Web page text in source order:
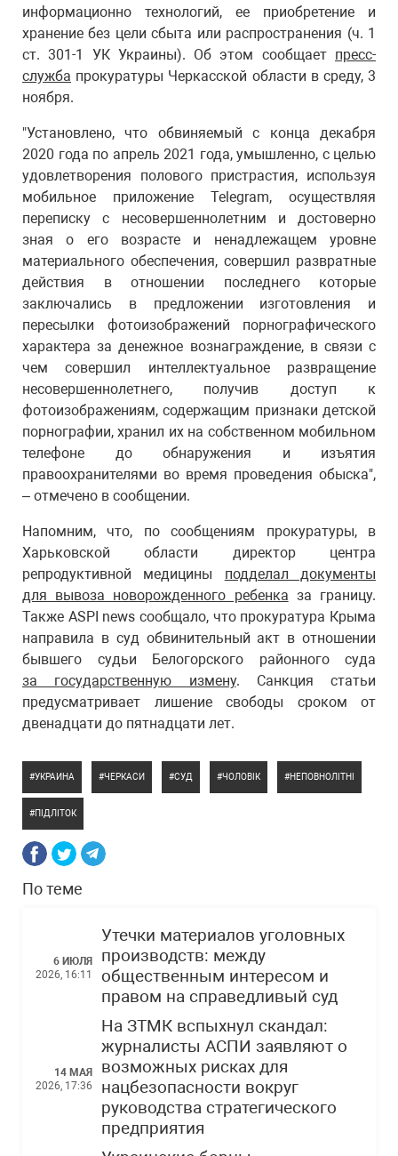
информационно технологий, ее приобретение и
хранение без цели сбыта или распространения (ч. 1
ст. 301-1 УК Украины). Об этом сообщает пресс-
служба прокуратуры Черкасской области в среду, 3
ноября.
"Установлено, что обвиняемый с конца декабря
2020 года по апрель 2021 года, умышленно, с целью
удовлетворения полового пристрастия, используя
мобильное приложение Telegram, осуществляя
переписку с несовершеннолетним и достоверно
зная о его возрасте и ненадлежащем уровне
материального обеспечения, совершил развратные
действия в отношении последнего которые
заключались в предложении изготовления и
пересылки фотоизображений порнографического
характера за денежное вознаграждение, в связи с
чем совершил интеллектуальное развращение
несовершеннолетнего, получив доступ к
фотоизображениям, содержащим признаки детской
порнографии, хранил их на собственном мобильном
телефоне до обнаружения и изъятия
правоохранителями во время проведения обыска",
– отмечено в сообщении.
Напомним, что, по сообщениям прокуратуры, в
Харьковской области директор центра
репродуктивной медицины подделал документы
для вывоза новорожденного ребенка за границу.
Также ASPI news сообщало, что прокуратура Крыма
направила в суд обвинительный акт в отношении
бывшего судьи Белогорского районного суда
за государственную измену. Санкция статьи
предусматривает лишение свободы сроком от
двенадцати до пятнадцати лет.
УКРАИНА ЧЕРКАСИ СУД ЧОЛОВІК НЕПОВНОЛІТНІ
ПІДЛІТОК
По теме
6 ИЮЛЯ
2026, 16:11
Утечки материалов уголовных
производств: между
общественным интересом и
правом на справедливый суд
14 МАЯ
2026, 17:36
На ЗТМК вспыхнул скандал:
журналисты АСПИ заявляют о
возможных рисках для
нацбезопасности вокруг
руководства стратегического
предприятия